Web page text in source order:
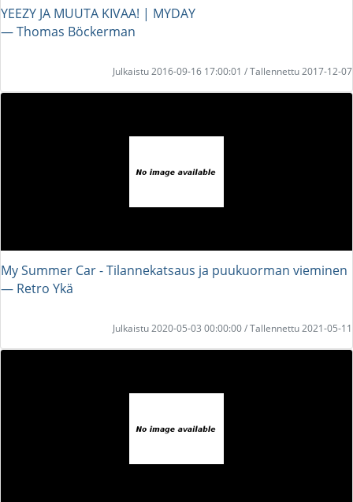
YEEZY JA MUUTA KIVAA! | MYDAY
― Thomas Böckerman
Julkaistu 2016-09-16 17:00:01 / Tallennettu 2017-12-07
My Summer Car - Tilannekatsaus ja puukuorman vieminen
― Retro Ykä
Julkaistu 2020-05-03 00:00:00 / Tallennettu 2021-05-11